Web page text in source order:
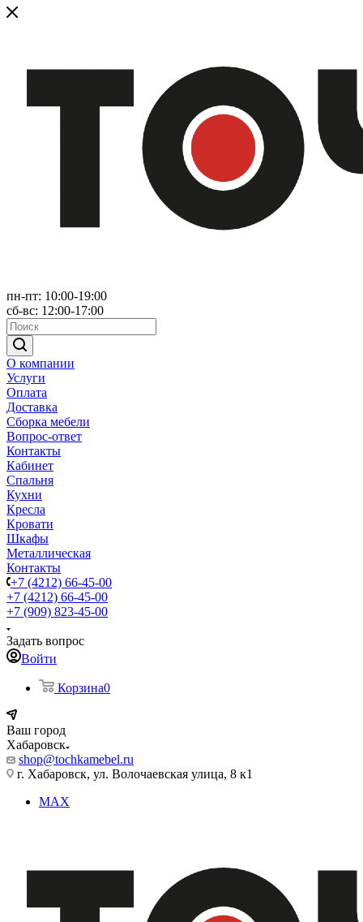
пн-пт: 10:00-19:00
сб-вс: 12:00-17:00
О компании
Услуги
Оплата
Доставка
Сборка мебели
Вопрос-ответ
Контакты
Кабинет
Спальня
Кухни
Кресла
Кровати
Шкафы
Металлическая
Контакты
+7 (4212) 66-45-00
+7 (4212) 66-45-00
+7 (909) 823-45-00
Задать вопрос
Войти
Корзина0
Ваш город
Хабаровск
shop@tochkamebel.ru
г. Хабаровск, ул. Волочаевская улица, 8 к1
MAX